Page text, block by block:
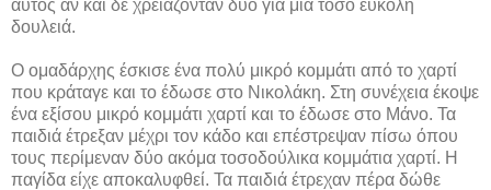
αυτός αν και δε χρειάζονταν δύο για μια τόσο εύκολη
δουλειά.
Ο ομαδάρχης έσκισε ένα πολύ μικρό κομμάτι από το χαρτί
που κράταγε και το έδωσε στο Νικολάκη. Στη συνέχεια έκοψε
ένα εξίσου μικρό κομμάτι χαρτί και το έδωσε στο Μάνο. Τα
παιδιά έτρεξαν μέχρι τον κάδο και επέστρεψαν πίσω όπου
τους περίμεναν δύο ακόμα τοσοδούλικα κομμάτια χαρτί. Η
παγίδα είχε αποκαλυφθεί. Τα παιδιά έτρεχαν πέρα δώθε